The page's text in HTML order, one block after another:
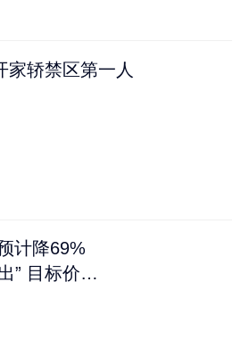
家轿禁区第一人
计降69%
” 目标价再